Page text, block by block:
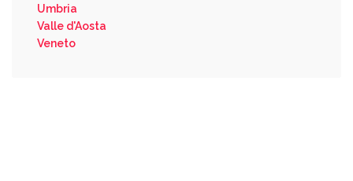
Umbria
Valle d'Aosta
Veneto